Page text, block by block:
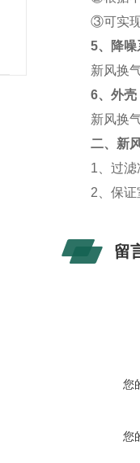
③可实现
5、降噪
新风换
6、外壳
新风换
二、新
1 、过
2 、保
留
您
您